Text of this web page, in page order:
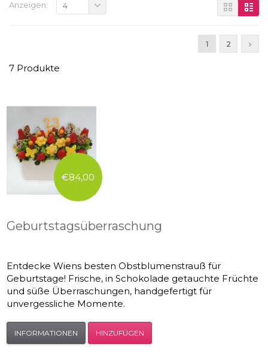
1 2
Anzeigen: 4
7 Produkte
€84,00
Geburtstagsüberraschung
Entdecke Wiens besten Obstblumenstrauß für
Geburtstage! Frische, in Schokolade getauchte Früchte
und süße Überraschungen, handgefertigt für
unvergessliche Momente.
INFORMATIONEN HINZUFÜGEN